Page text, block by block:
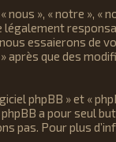
nous », « notre
essaierons de
après que des
phpBB » et «
a pour seul
pas. Pour plus